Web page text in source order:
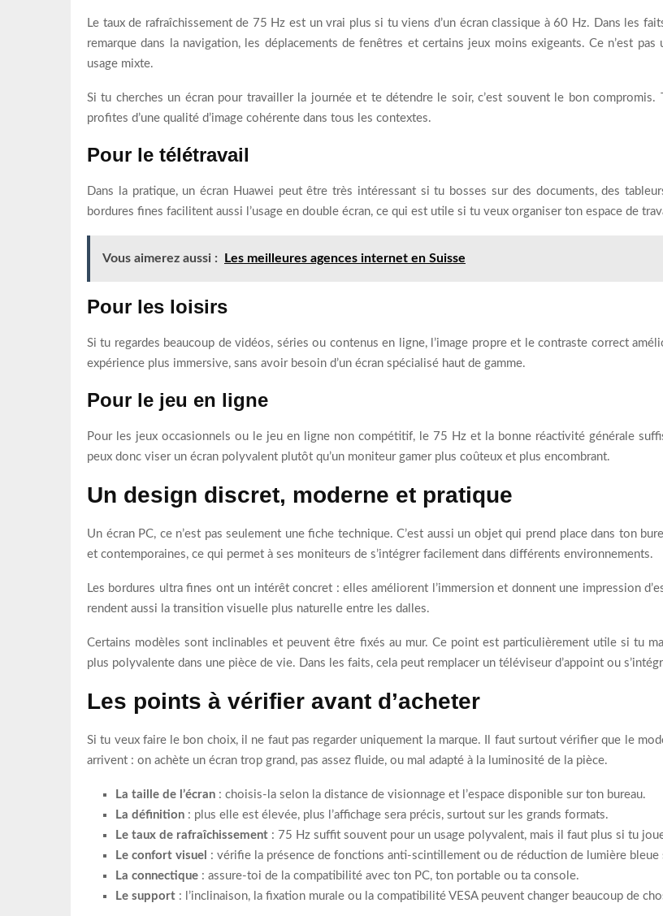
Le taux de rafraîchissement de 75 Hz est un vrai plus si tu viens d’un écran classique à 60 Hz. Dans les
remarque dans la navigation, les déplacements de fenêtres et certains jeux moins exigeants. Ce n’est
usage mixte.
Si tu cherches un écran pour travailler la journée et te détendre le soir, c’est souvent le bon
profites d’une qualité d’image cohérente dans tous les contextes.
Pour le télétravail
Dans la pratique, un écran Huawei peut être très intéressant si tu bosses sur des documents, des
bordures fines facilitent aussi l’usage en double écran, ce qui est utile si tu veux organiser ton espace de
Vous aimerez aussi : Les meilleures agences internet en Suisse
Pour les loisirs
Si tu regardes beaucoup de vidéos, séries ou contenus en ligne, l’image propre et le contraste correct
expérience plus immersive, sans avoir besoin d’un écran spécialisé haut de gamme.
Pour le jeu en ligne
Pour les jeux occasionnels ou le jeu en ligne non compétitif, le 75 Hz et la bonne réactivité générale
peux donc viser un écran polyvalent plutôt qu’un moniteur gamer plus coûteux et plus encombrant.
Un design discret, moderne et pratique
Un écran PC, ce n’est pas seulement une fiche technique. C’est aussi un objet qui prend place dans ton
et contemporaines, ce qui permet à ses moniteurs de s’intégrer facilement dans différents environnements.
Les bordures ultra fines ont un intérêt concret : elles améliorent l’immersion et donnent une impression
rendent aussi la transition visuelle plus naturelle entre les dalles.
Certains modèles sont inclinables et peuvent être fixés au mur. Ce point est particulièrement utile si tu
plus polyvalente dans une pièce de vie. Dans les faits, cela peut remplacer un téléviseur d’appoint ou
Les points à vérifier avant d’acheter
Si tu veux faire le bon choix, il ne faut pas regarder uniquement la marque. Il faut surtout vérifier que le
arrivent : on achète un écran trop grand, pas assez fluide, ou mal adapté à la luminosité de la pièce.
La taille de l’écran : choisis-la selon la distance de visionnage et l’espace disponible sur ton bureau.
La définition : plus elle est élevée, plus l’affichage sera précis, surtout sur les grands formats.
Le taux de rafraîchissement : 75 Hz suffit souvent pour un usage polyvalent, mais il faut plus si tu
Le confort visuel : vérifie la présence de fonctions anti-scintillement ou de réduction de lumière
La connectique : assure-toi de la compatibilité avec ton PC, ton portable ou ta console.
Le support : l’inclinaison, la fixation murale ou la compatibilité VESA peuvent changer beaucoup de